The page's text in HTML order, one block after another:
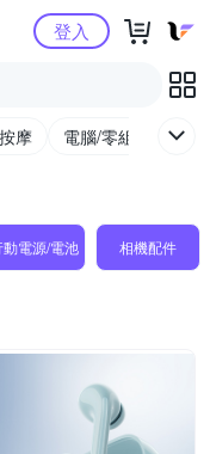
物中心登入
摩 電腦/零組件/週邊/
動電源/電池 相機配件